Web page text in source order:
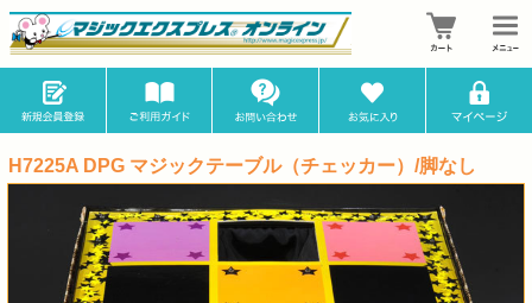
H7225A DPG マジックテーブル（チェッカー）/脚なし